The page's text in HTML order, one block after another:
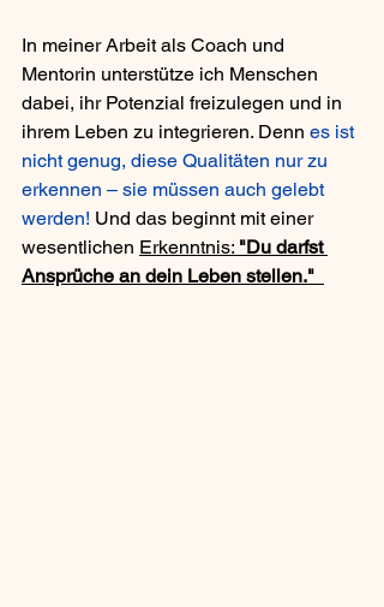
In meiner Arbeit als Coach und
Mentorin unterstütze ich Menschen
dabei, ihr Potenzial freizulegen und in
ihrem Leben zu integrieren. Denn es ist
nicht genug, diese Qualitäten nur zu
erkennen – sie müssen auch gelebt
werden! Und das beginnt mit einer
wesentlichen Erkenntnis: "Du darfst
Ansprüche an dein Leben stellen."